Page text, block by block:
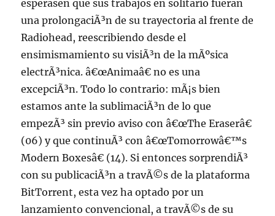
esperasen que sus trabajos en solitario fueran
una prolongaciÃ³n de su trayectoria al frente de
Radiohead, reescribiendo desde el
ensimismamiento su visiÃ³n de la mÃºsica
electrÃ³nica. â€œAnimaâ€ no es una
excepciÃ³n. Todo lo contrario: mÃ¡s bien
estamos ante la sublimaciÃ³n de lo que
empezÃ³ sin previo aviso con â€œThe Eraserâ€
(06) y que continuÃ³ con â€œTomorrowâ€™s
Modern Boxesâ€ (14). Si entonces sorprendiÃ³
con su publicaciÃ³n a travÃ©s de la plataforma
BitTorrent, esta vez ha optado por un
lanzamiento convencional, a travÃ©s de su